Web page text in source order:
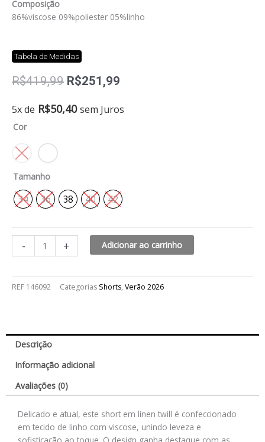
Composição
86%viscose 09%poliester 05%linho
Tabela de Medidas
R$419,99 O
original
R$251,99
atual
5x de R$50,40 sem Juros
Cor
Tamanho
34 36 38 40 42
-
Short
twill
quantidade
+ Adicionar ao carrinho
REF 146092 Categorias Shorts, Verão 2026
Descrição
Informação adicional
Avaliações (0)
Delicado e atual, este short em linen twill é confeccionado
em tecido de linho com viscose, unindo leveza e